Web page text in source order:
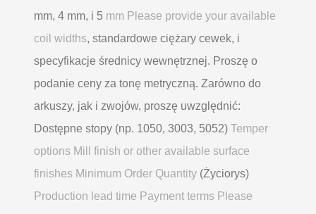
mm, 4 mm, i 5 mm Please provide your available
coil widths, standardowe ciężary cewek, i
specyfikacje średnicy wewnętrznej. Proszę o
podanie ceny za tonę metryczną. Zarówno do
arkuszy, jak i zwojów, proszę uwzględnić:
Dostępne stopy (np. 1050, 3003, 5052) Temper
options Mill finish or other available surface
finishes Minimum Order Quantity (Życiorys)
Production lead time Payment terms Please